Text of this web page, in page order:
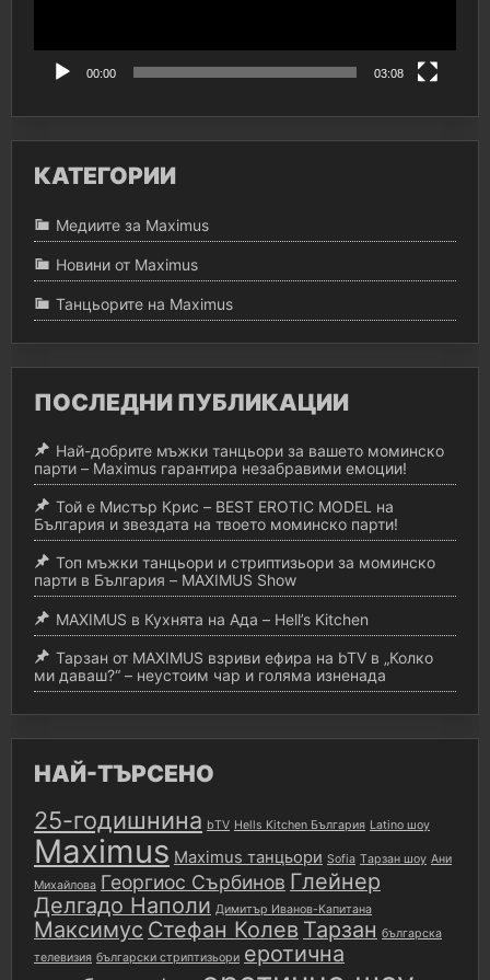
00:00 03:08
КАТЕГОРИИ
Медиите за Maximus
Новини от Maximus
Танцьорите на Maximus
ПОСЛЕДНИ ПУБЛИКАЦИИ
Най-добрите мъжки танцьори за вашето моминско
парти – Maximus гарантира незабравими емоции!
Той е Мистър Крис – BEST EROTIC MODEL на
България и звездата на твоето моминско парти!
Топ мъжки танцьори и стриптизьори за моминско
парти в България – MAXIMUS Show
MAXIMUS в Кухнята на Ада – Hell’s Kitchen
Тарзан от MAXIMUS взриви ефира на bTV в „Колко
ми даваш?“ – неустоим чар и голяма изненада
НАЙ-ТЪРСЕНО
25-годишнина bTV Hells Kitchen България Latino шоу
Maximus Maximus танцьори Sofia Tарзан шоу Ани
Михайлова Георгиос Сърбинов Глейнер
Делгадо Наполи Димитър Иванов-Капитана
Максимус Стефан Колев Тарзан българска
телевизия български стриптизьори еротична